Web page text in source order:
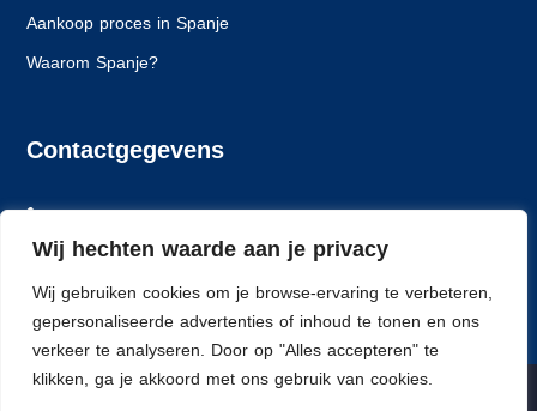
Wij hechten waarde aan je privacy
Wij gebruiken cookies om je browse-ervaring te verbeteren,
gepersonaliseerde advertenties of inhoud te tonen en ons
verkeer te analyseren. Door op "Alles accepteren" te
klikken, ga je akkoord met ons gebruik van cookies.
Aankoop proces in Spanje
Waarom Spanje?
Contactgegevens
info@spaansewoning.nl
Dlorentzweg 14, 3208 LJ Spijkenisse